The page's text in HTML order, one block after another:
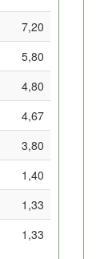
7,20
5,80
4,80
4,67
3,80
1,40
1,33
1,33